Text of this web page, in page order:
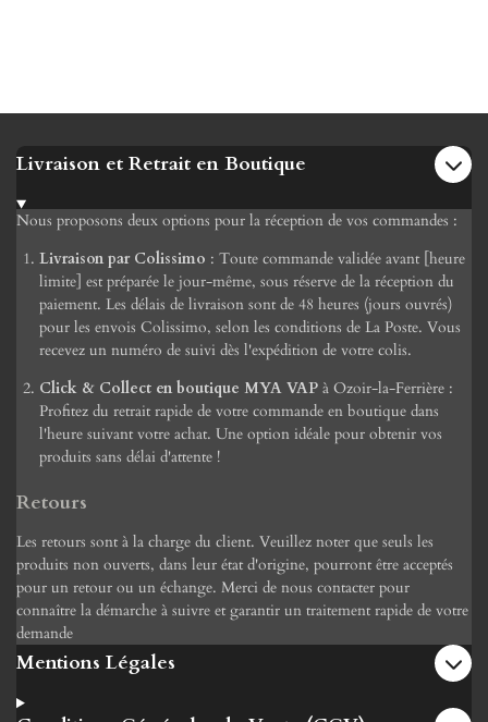
Livraison et Retrait en Boutique
Nous proposons deux options pour la réception de vos commandes :
Livraison par Colissimo : Toute commande validée avant [heure
limite] est préparée le jour-même, sous réserve de la réception du
paiement. Les délais de livraison sont de 48 heures (jours ouvrés)
pour les envois Colissimo, selon les conditions de La Poste. Vous
recevez un numéro de suivi dès l'expédition de votre colis.
Click & Collect en boutique MYA VAP à Ozoir-la-Ferrière :
Profitez du retrait rapide de votre commande en boutique dans
l'heure suivant votre achat. Une option idéale pour obtenir vos
produits sans délai d'attente !
Retours
Les retours sont à la charge du client. Veuillez noter que seuls les
produits non ouverts, dans leur état d'origine, pourront être acceptés
pour un retour ou un échange. Merci de nous contacter pour
connaître la démarche à suivre et garantir un traitement rapide de votre
demande
Mentions Légales